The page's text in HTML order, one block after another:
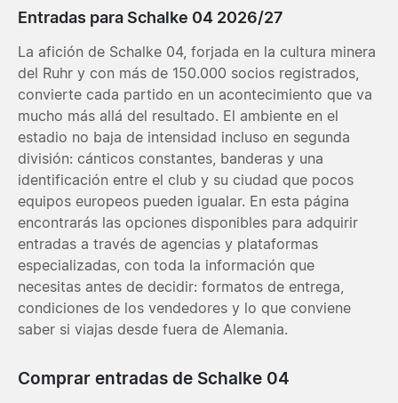
Entradas para Schalke 04 2026/27
La afición de Schalke 04, forjada en la cultura minera
del Ruhr y con más de 150.000 socios registrados,
convierte cada partido en un acontecimiento que va
mucho más allá del resultado. El ambiente en el
estadio no baja de intensidad incluso en segunda
división: cánticos constantes, banderas y una
identificación entre el club y su ciudad que pocos
equipos europeos pueden igualar. En esta página
encontrarás las opciones disponibles para adquirir
entradas a través de agencias y plataformas
especializadas, con toda la información que
necesitas antes de decidir: formatos de entrega,
condiciones de los vendedores y lo que conviene
saber si viajas desde fuera de Alemania.
Comprar entradas de Schalke 04